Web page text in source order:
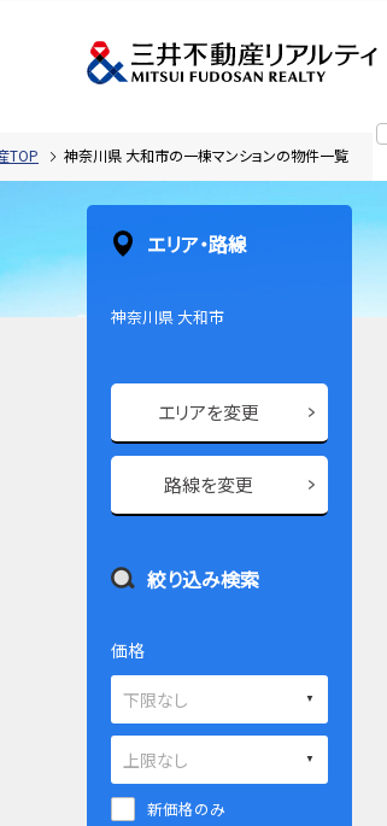
TOP 神奈川県 大和市の一棟マンションの物件一覧
エリア・路線
神奈川県 大和市
エリアを変更
路線を変更
絞り込み検索
価格
新価格のみ